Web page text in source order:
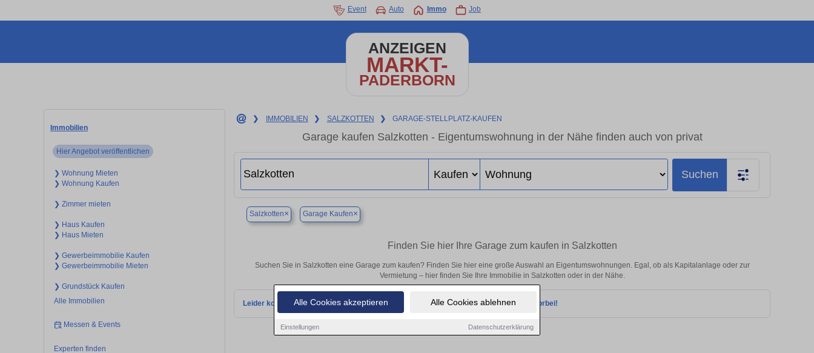
Alle Cookies akzeptieren Alle Cookies ablehnen
Einstellungen Datenschutzerklärung
Event Auto Immo Job
ANZEIGEN
MARKT-
PADERBORN
Immobilien
Hier Angebot veröffentlichen
❯ Wohnung Mieten
❯ Wohnung Kaufen
❯ Zimmer mieten
❯ Haus Kaufen
❯ Haus Mieten
❯ Gewerbeimmobilie Kaufen
❯ Gewerbeimmobilie Mieten
❯ Grundstück Kaufen
Alle Immobilien
Messen & Events
Experten finden
❯ IMMOBILIEN ❯ SALZKOTTEN ❯ GARAGE-STELLPLATZ-KAUFEN
Garage kaufen Salzkotten - Eigentumswohnung in der Nähe finden auch von privat
Suchen
Salzkotten× Garage Kaufen×
Finden Sie hier Ihre Garage zum kaufen in Salzkotten
Suchen Sie in Salzkotten eine Garage zum kaufen? Finden Sie hier eine große Auswahl an Eigentumswohnungen. Egal, ob als Kapitalanlage oder zur
Vermietung – hier finden Sie Ihre Immobilie in Salzkotten oder in der Nähe.
Leider konnten wir derzeit keine passenden Objekte finden. Schauen Sie bald wieder vorbei!